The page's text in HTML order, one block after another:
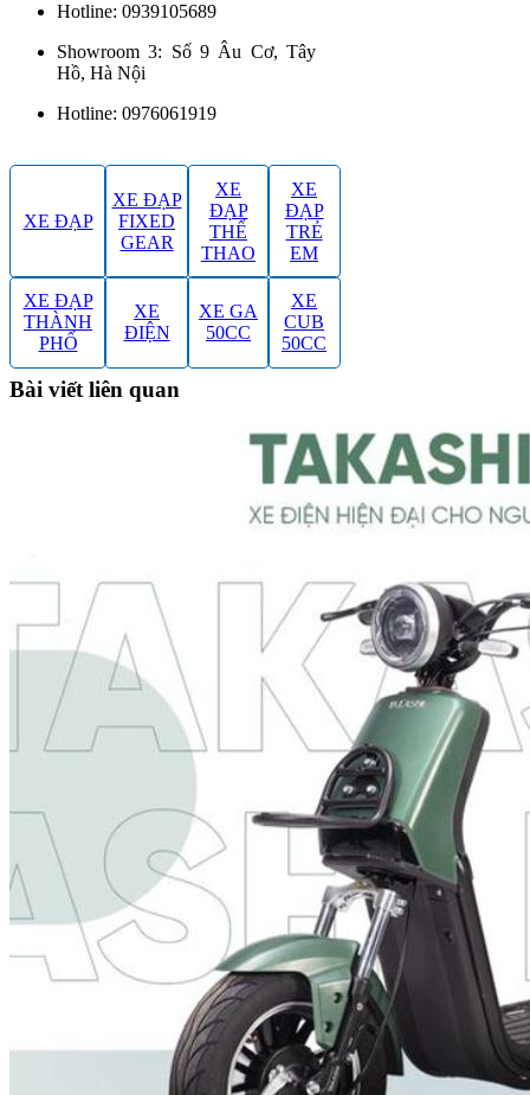
Hotline: 0939105689
Showroom 3: Số 9 Âu Cơ, Tây
Hồ, Hà Nội
Hotline: 0976061919
XE ĐẠP
XE ĐẠP
FIXED
GEAR
XE
ĐẠP
THỂ
THAO
XE
ĐẠP
TRẺ
EM
XE ĐẠP
THÀNH
PHỐ
XE
ĐIỆN
XE GA
50CC
XE
CUB
50CC
Bài viết liên quan